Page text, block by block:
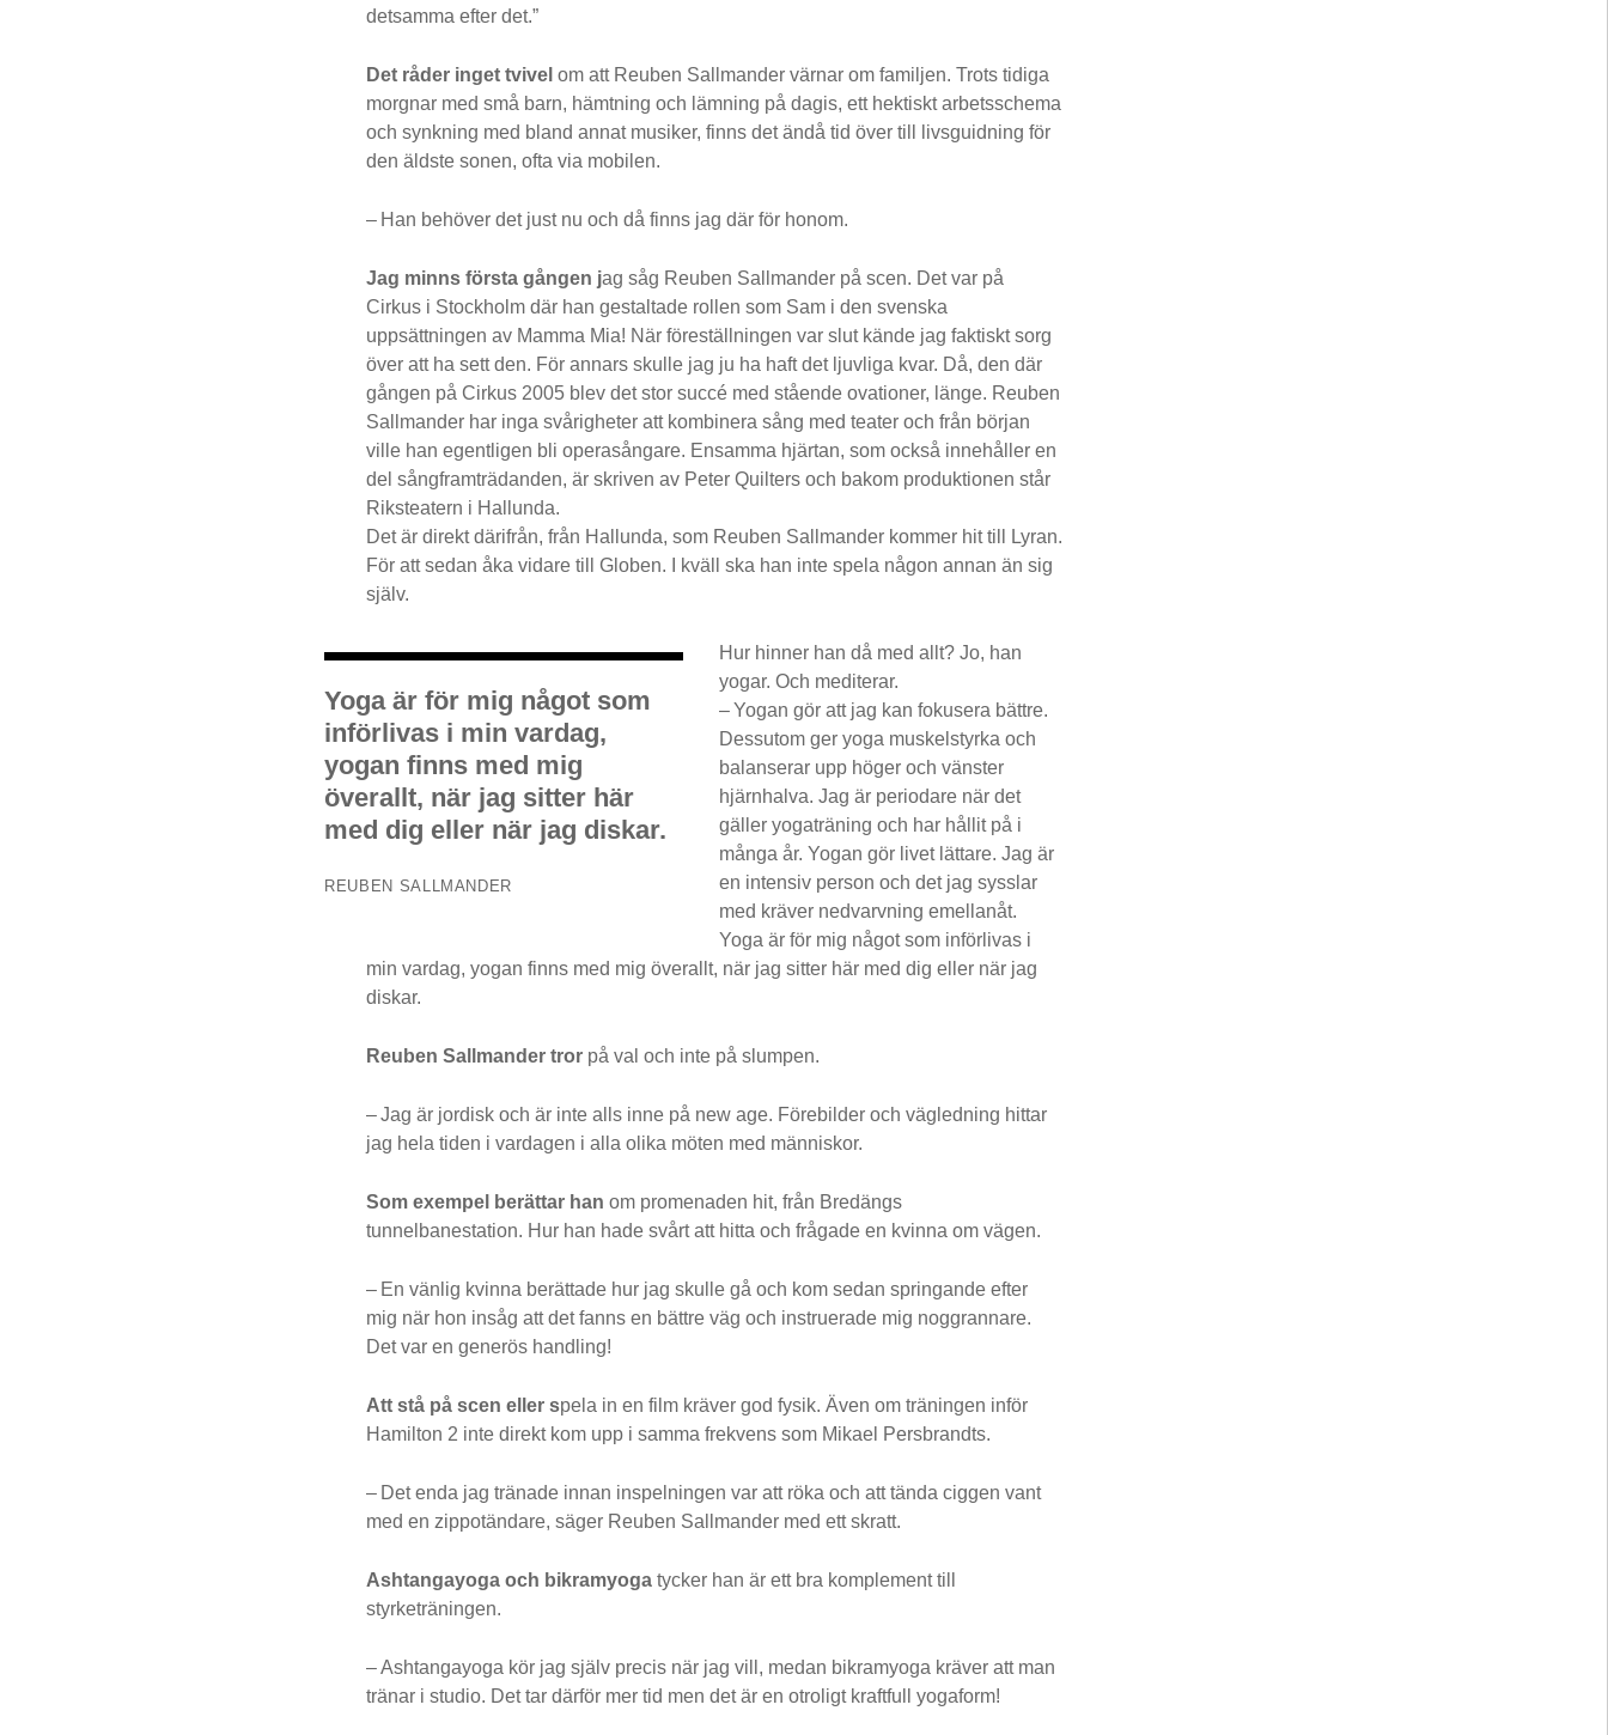
detsamma efter det.”
Det råder inget tvivel om att Reuben Sallmander värnar om familjen. Trots tidiga
morgnar med små barn, hämtning och lämning på dagis, ett hektiskt arbetsschema
och synkning med bland annat musiker, finns det ändå tid över till livsguidning för
den äldste sonen, ofta via mobilen.
– Han behöver det just nu och då finns jag där för honom.
Jag minns första gången jag såg Reuben Sallmander på scen. Det var på
Cirkus i Stockholm där han gestaltade rollen som Sam i den svenska
uppsättningen av Mamma Mia! När föreställningen var slut kände jag faktiskt sorg
över att ha sett den. För annars skulle jag ju ha haft det ljuvliga kvar. Då, den där
gången på Cirkus 2005 blev det stor succé med stående ovationer, länge. Reuben
Sallmander har inga svårigheter att kombinera sång med teater och från början
ville han egentligen bli operasångare. Ensamma hjärtan, som också innehåller en
del sångframträdanden, är skriven av Peter Quilters och bakom produktionen står
Riksteatern i Hallunda.
Det är direkt därifrån, från Hallunda, som Reuben Sallmander kommer hit till Lyran.
För att sedan åka vidare till Globen. I kväll ska han inte spela någon annan än sig
själv.
Yoga är för mig något som
införlivas i min vardag,
yogan finns med mig
överallt, när jag sitter här
med dig eller när jag diskar.
REUBEN SALLMANDER
Hur hinner han då med allt? Jo, han
yogar. Och mediterar.
– Yogan gör att jag kan fokusera bättre.
Dessutom ger yoga muskelstyrka och
balanserar upp höger och vänster
hjärnhalva. Jag är periodare när det
gäller yogaträning och har hållit på i
många år. Yogan gör livet lättare. Jag är
en intensiv person och det jag sysslar
med kräver nedvarvning emellanåt.
Yoga är för mig något som införlivas i
min vardag, yogan finns med mig överallt, när jag sitter här med dig eller när jag
diskar.
Reuben Sallmander tror på val och inte på slumpen.
– Jag är jordisk och är inte alls inne på new age. Förebilder och vägledning hittar
jag hela tiden i vardagen i alla olika möten med människor.
Som exempel berättar han om promenaden hit, från Bredängs
tunnelbanestation. Hur han hade svårt att hitta och frågade en kvinna om vägen.
– En vänlig kvinna berättade hur jag skulle gå och kom sedan springande efter
mig när hon insåg att det fanns en bättre väg och instruerade mig noggrannare.
Det var en generös handling!
Att stå på scen eller spela in en film kräver god fysik. Även om träningen inför
Hamilton 2 inte direkt kom upp i samma frekvens som Mikael Persbrandts.
– Det enda jag tränade innan inspelningen var att röka och att tända ciggen vant
med en zippotändare, säger Reuben Sallmander med ett skratt.
Ashtangayoga och bikramyoga tycker han är ett bra komplement till
styrketräningen.
– Ashtangayoga kör jag själv precis när jag vill, medan bikramyoga kräver att man
tränar i studio. Det tar därför mer tid men det är en otroligt kraftfull yogaform!